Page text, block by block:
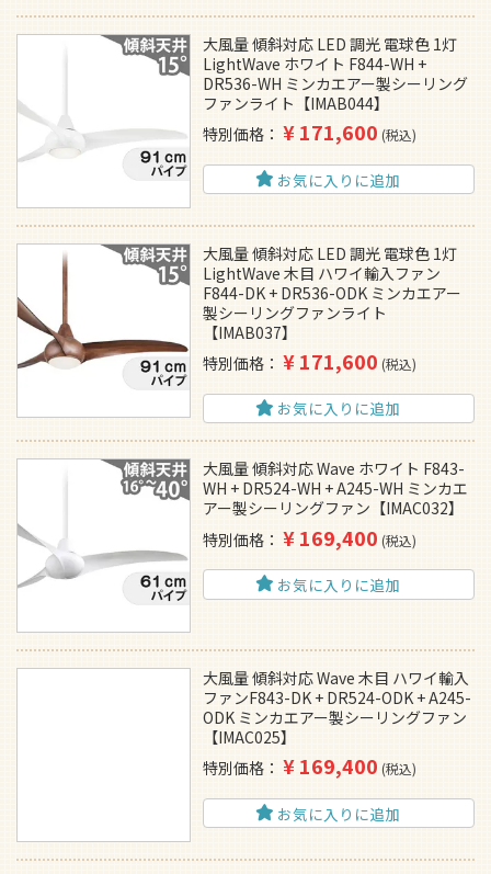
大風量 傾斜対応 LED 調光 電球色 1灯
LightWave ホワイト F844-WH +
DR536-WH ミンカエアー製シーリング
ファンライト【IMAB044】
特別価格
¥171,600 税込
お気に入りに追加
大風量 傾斜対応 LED 調光 電球色 1灯
LightWave 木目 ハワイ輸入ファン
F844-DK + DR536-ODK ミンカエアー
製シーリングファンライト
【IMAB037】
特別価格
¥171,600 税込
お気に入りに追加
大風量 傾斜対応 Wave ホワイト F843-
WH + DR524-WH + A245-WH ミンカエ
アー製シーリングファン【IMAC032】
特別価格
¥169,400 税込
お気に入りに追加
大風量 傾斜対応 Wave 木目 ハワイ輸入
ファンF843-DK + DR524-ODK + A245-
ODK ミンカエアー製シーリングファン
【IMAC025】
特別価格
¥169,400 税込
お気に入りに追加